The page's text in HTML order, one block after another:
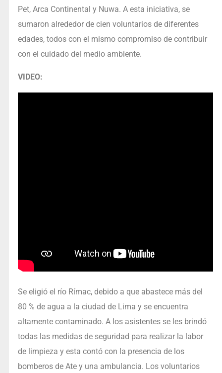
Pet, Arca Continental y Nuwa. A esta iniciativa, se
sumaron alrededor de cien voluntarios de diferentes
edades, todos con el mismo compromiso de contribuir
con el cuidado del medio ambiente.
VIDEO:
Se eligió el río Rímac, debido a que abastece más del
80 % de agua a la ciudad de Lima y se encuentra
altamente contaminado. A los asistentes se les brindó
todas las medidas de seguridad para realizar la labor
de limpieza y esta contó con la presencia de los
bomberos de Ate y una ambulancia. Los voluntarios